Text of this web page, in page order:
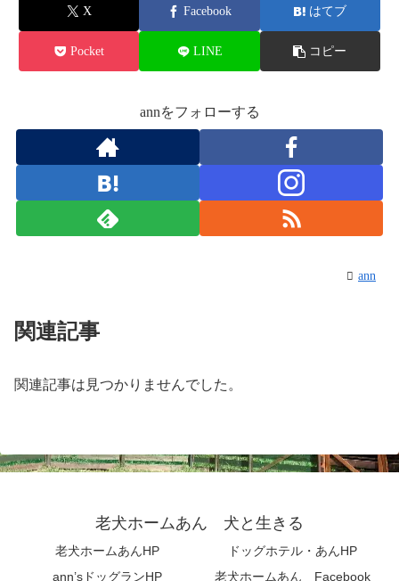
X Facebook はてブ
Pocket LINE コピー
annをフォローする
ann
関連記事
関連記事は見つかりませんでした。
老犬ホームあん 犬と生きる
老犬ホームあんHP
ドッグホテル・あんHP
ann’sドッグランHP
老犬ホームあん Facebook